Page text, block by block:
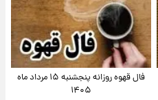
فال قهوه روزانه پنجشنبه ۱۵ مرداد ماه
۱۴۰۵